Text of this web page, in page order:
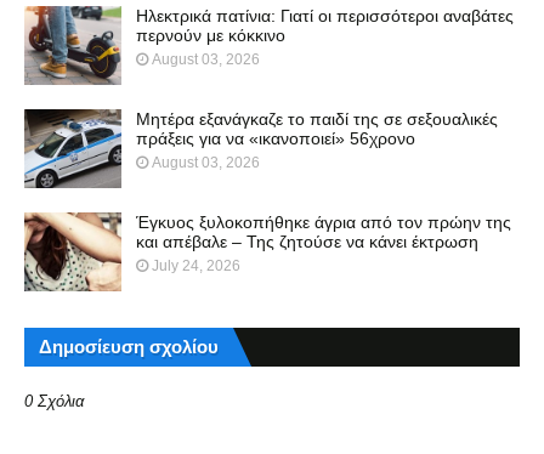
Ηλεκτρικά πατίνια: Γιατί οι περισσότεροι αναβάτες
περνούν με κόκκινο
August 03, 2026
Μητέρα εξανάγκαζε το παιδί της σε σεξουαλικές
πράξεις για να «ικανοποιεί» 56χρονο
August 03, 2026
Έγκυος ξυλοκοπήθηκε άγρια από τον πρώην της
και απέβαλε – Της ζητούσε να κάνει έκτρωση
July 24, 2026
Δημοσίευση σχολίου
0 Σχόλια